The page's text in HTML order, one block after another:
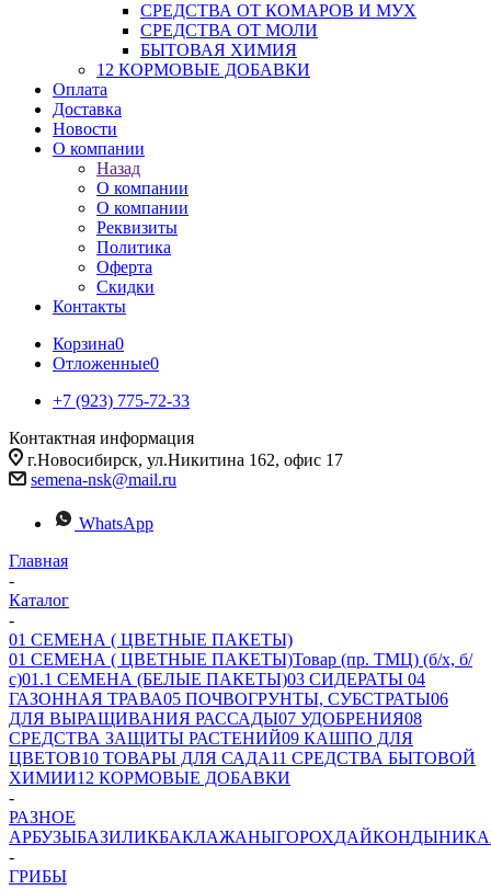
СРЕДСТВА ОТ КОМАРОВ И МУХ
СРЕДСТВА ОТ МОЛИ
БЫТОВАЯ ХИМИЯ
12 КОРМОВЫЕ ДОБАВКИ
Оплата
Доставка
Новости
О компании
Назад
О компании
О компании
Реквизиты
Политика
Оферта
Скидки
Контакты
Корзина0
Отложенные0
+7 (923) 775-72-33
Контактная информация
г.Новосибирск, ул.Никитина 162, офис 17
semena-nsk@mail.ru
WhatsApp
Главная
-
Каталог
-
01 СЕМЕНА ( ЦВЕТНЫЕ ПАКЕТЫ)
01 СЕМЕНА ( ЦВЕТНЫЕ ПАКЕТЫ)Товар (пр. ТМЦ) (б/х, б/
с)01.1 СЕМЕНА (БЕЛЫЕ ПАКЕТЫ)03 СИДЕРАТЫ 04
ГАЗОННАЯ ТРАВА05 ПОЧВОГРУНТЫ, СУБСТРАТЫ06
ДЛЯ ВЫРАЩИВАНИЯ РАССАДЫ07 УДОБРЕНИЯ08
СРЕДСТВА ЗАЩИТЫ РАСТЕНИЙ09 КАШПО ДЛЯ
ЦВЕТОВ10 ТОВАРЫ ДЛЯ САДА11 СРЕДСТВА БЫТОВОЙ
ХИМИИ12 КОРМОВЫЕ ДОБАВКИ
-
РАЗНОЕ
АРБУЗЫБАЗИЛИКБАКЛАЖАНЫГОРОХДАЙКОНДЫНИ
-
ГРИБЫ